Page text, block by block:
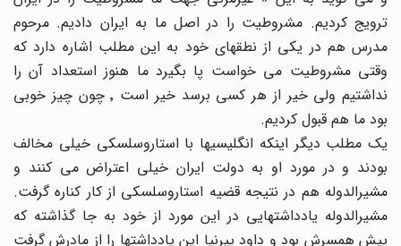
ترویج کردیم. مشروطیت را در اصل ما به ایران دادیم. مرحوم
مدرس هم در یکی از نطقهای خود به این مطلب اشاره دارد که
وقتی مشروطیت می خواست پا بگیرد ما هنوز استعداد آن را
نداشتیم ولی خیر از هر کسی برسد خیر است ٬ چون چیز خوبی
بود ما هم قبول کردیم.
یک مطلب دیگر اینکه انگلیسیها با استاروسلسکی خیلی مخالف
بودند و در مورد او به دولت ایران خیلی اعتراض می کنند و
مشیرالدوله هم در نتیجه قضیه استاروسلسکی از کار کناره گرفت.
مشیرالدوله یادداشتهایی در این مورد از خود به جا گذاشته که
پیش همسرش بود و داود پیرنیا این یادداشتها را از مادرش گرفت